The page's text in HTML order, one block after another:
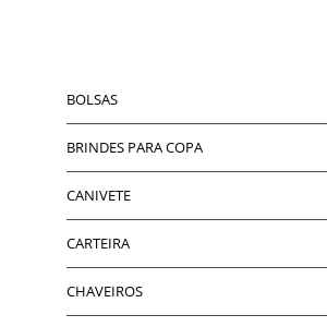
BOLSAS
BRINDES PARA COPA
CANIVETE
CARTEIRA
CHAVEIROS